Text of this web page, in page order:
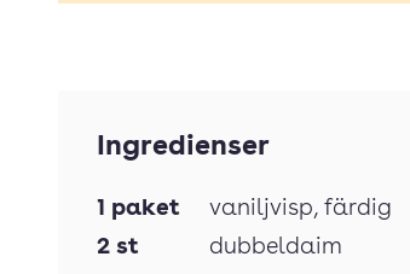
Ingredienser
1 paket vaniljvisp, färdig
2 st
dubbeldaim